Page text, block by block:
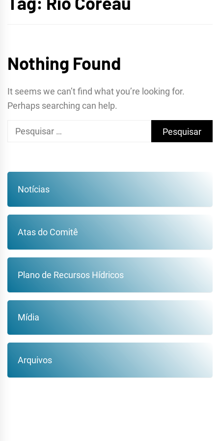
Nothing Found
It seems we can’t find what you’re looking for.
Perhaps searching can help.
Pesquisar
Notícias
Atas do Comitê
Plano de Recursos Hídricos
Mídia
Arquivos